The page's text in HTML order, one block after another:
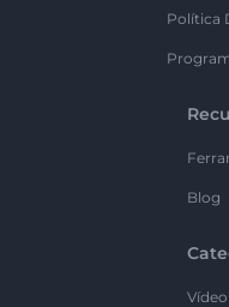
Política
Blog
Vídeo